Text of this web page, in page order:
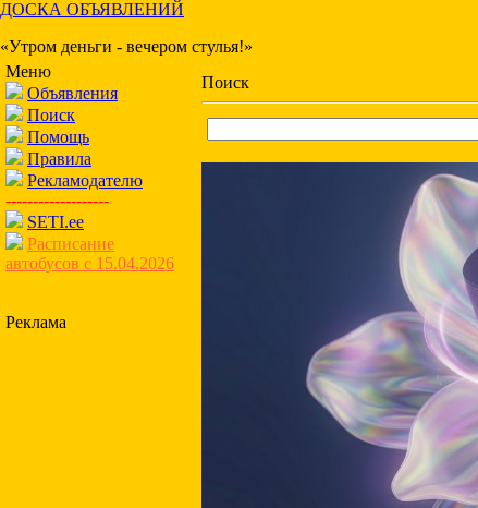
ДОСКА ОБЪЯВЛЕНИЙ
«Утром деньги - вечером стулья!»
Меню
Объявления
Поиск
Помощь
Правила
Рекламодателю
-------------------
SETI.ee
Расписание
автобусов с 15.04.2026
Реклама
Поиск